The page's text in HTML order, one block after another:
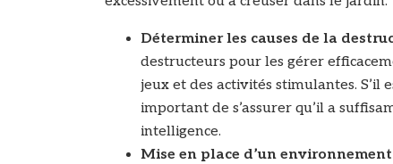
Déterminer les causes de la
destructeurs pour les gérer
jeux et des activités stimulantes.
important de s’assurer qu’il a
intelligence.
Mise en place d’un